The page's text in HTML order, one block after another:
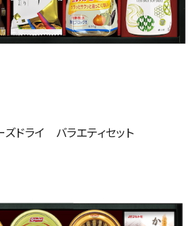
ズドライ バラエティセット